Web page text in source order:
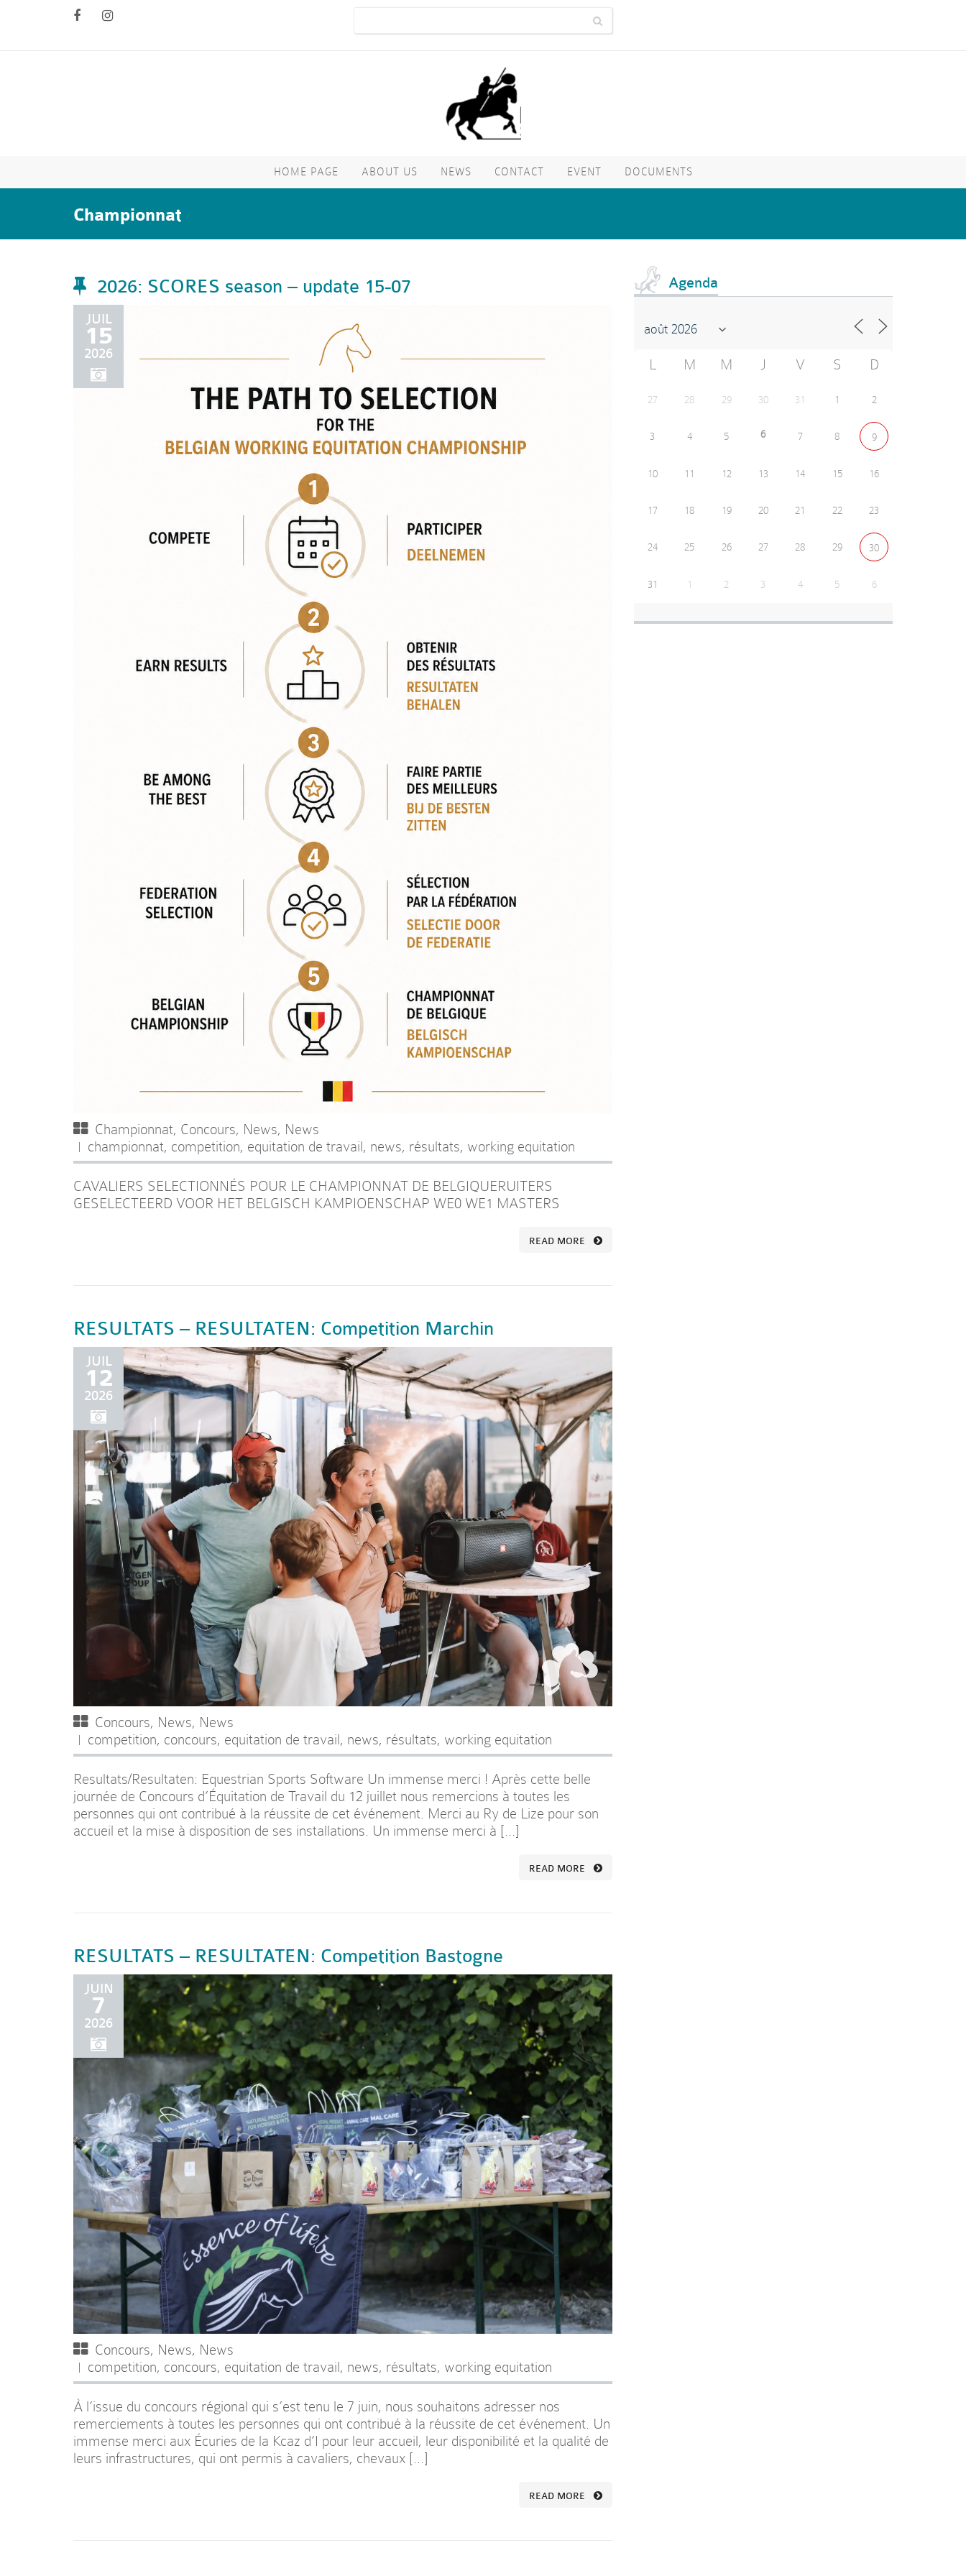
HOME PAGE ABOUT US NEWS CONTACT EVENT DOCUMENTS
Championnat
2026: SCORES season – update 15-07
JUIL
15
2026
Championnat, Concours, News, News
championnat, competition, equitation de travail, news, résultats, working equitation
CAVALIERS SELECTIONNÉS POUR LE CHAMPIONNAT DE BELGIQUERUITERS
GESELECTEERD VOOR HET BELGISCH KAMPIOENSCHAP WE0 WE1 MASTERS
READ MORE
RESULTATS – RESULTATEN: Competition Marchin
JUIL
12
2026
Concours, News, News
competition, concours, equitation de travail, news, résultats, working equitation
Resultats/Resultaten: Equestrian Sports Software Un immense merci ! Après cette belle
journée de Concours d’Équitation de Travail du 12 juillet nous remercions à toutes les
personnes qui ont contribué à la réussite de cet événement. Merci au Ry de Lize pour son
accueil et la mise à disposition de ses installations. Un immense merci à […]
READ MORE
RESULTATS – RESULTATEN: Competition Bastogne
JUIN
7
2026
Concours, News, News
competition, concours, equitation de travail, news, résultats, working equitation
À l’issue du concours régional qui s’est tenu le 7 juin, nous souhaitons adresser nos
remerciements à toutes les personnes qui ont contribué à la réussite de cet événement. Un
immense merci aux Écuries de la Kcaz d’I pour leur accueil, leur disponibilité et la qualité de
leurs infrastructures, qui ont permis à cavaliers, chevaux […]
READ MORE
Agenda
L M M J V S D
27 28 29 30 31 1 2
3 4 5 6 7 8 9
10 11 12 13 14 15 16
17 18 19 20 21 22 23
24 25 26 27 28 29 30
31 1 2 3 4 5 6